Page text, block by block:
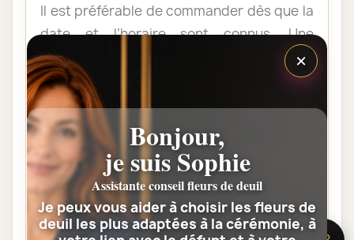
Il est préférable de commander dès que la
date et l’horaire sont connus. Une
commande anticipée facilite l’organisation
et permet au fleuriste de vérifier les
contraintes du lieu de livraison.
Les fleurs peuvent-elles être livrées
au domicile de la famille ?
Oui. Une composition de condoléances
peut être livrée au domicile avant ou après
×
Bonjour,
je suis Sophie
Assistante conseil fleurs de deuil
Je peux vous aider à choisir les fleurs de
deuil les plus adaptées à la cérémonie, à